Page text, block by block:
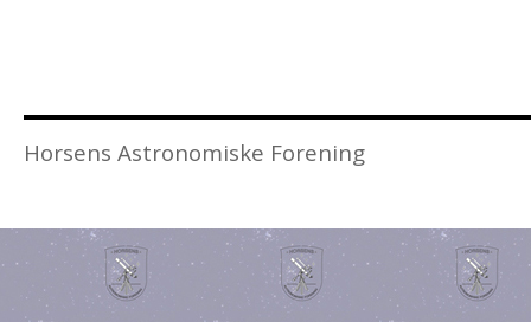
Horsens Astronomiske Forening